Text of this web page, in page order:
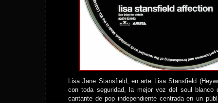
Lisa Jane Stansfield, en arte Lisa Stansfield
con toda seguridad, la mejor voz del soul blanco
cantante de pop independiente centrada en un